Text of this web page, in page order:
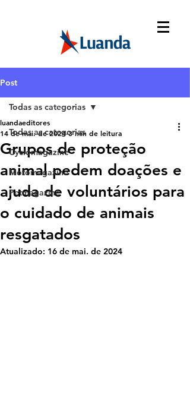
Post
Todas as categorias
Cyclomagazine
Motomagazine
Petmagazine
Todas as categorias
Grupos de proteção
animal pedem doações e
ajuda de voluntários para
o cuidado de animais
resgatados
luandaeditores
14 de mai. de 2024 3 min de leitura
Atualizado: 16 de mai. de 2024